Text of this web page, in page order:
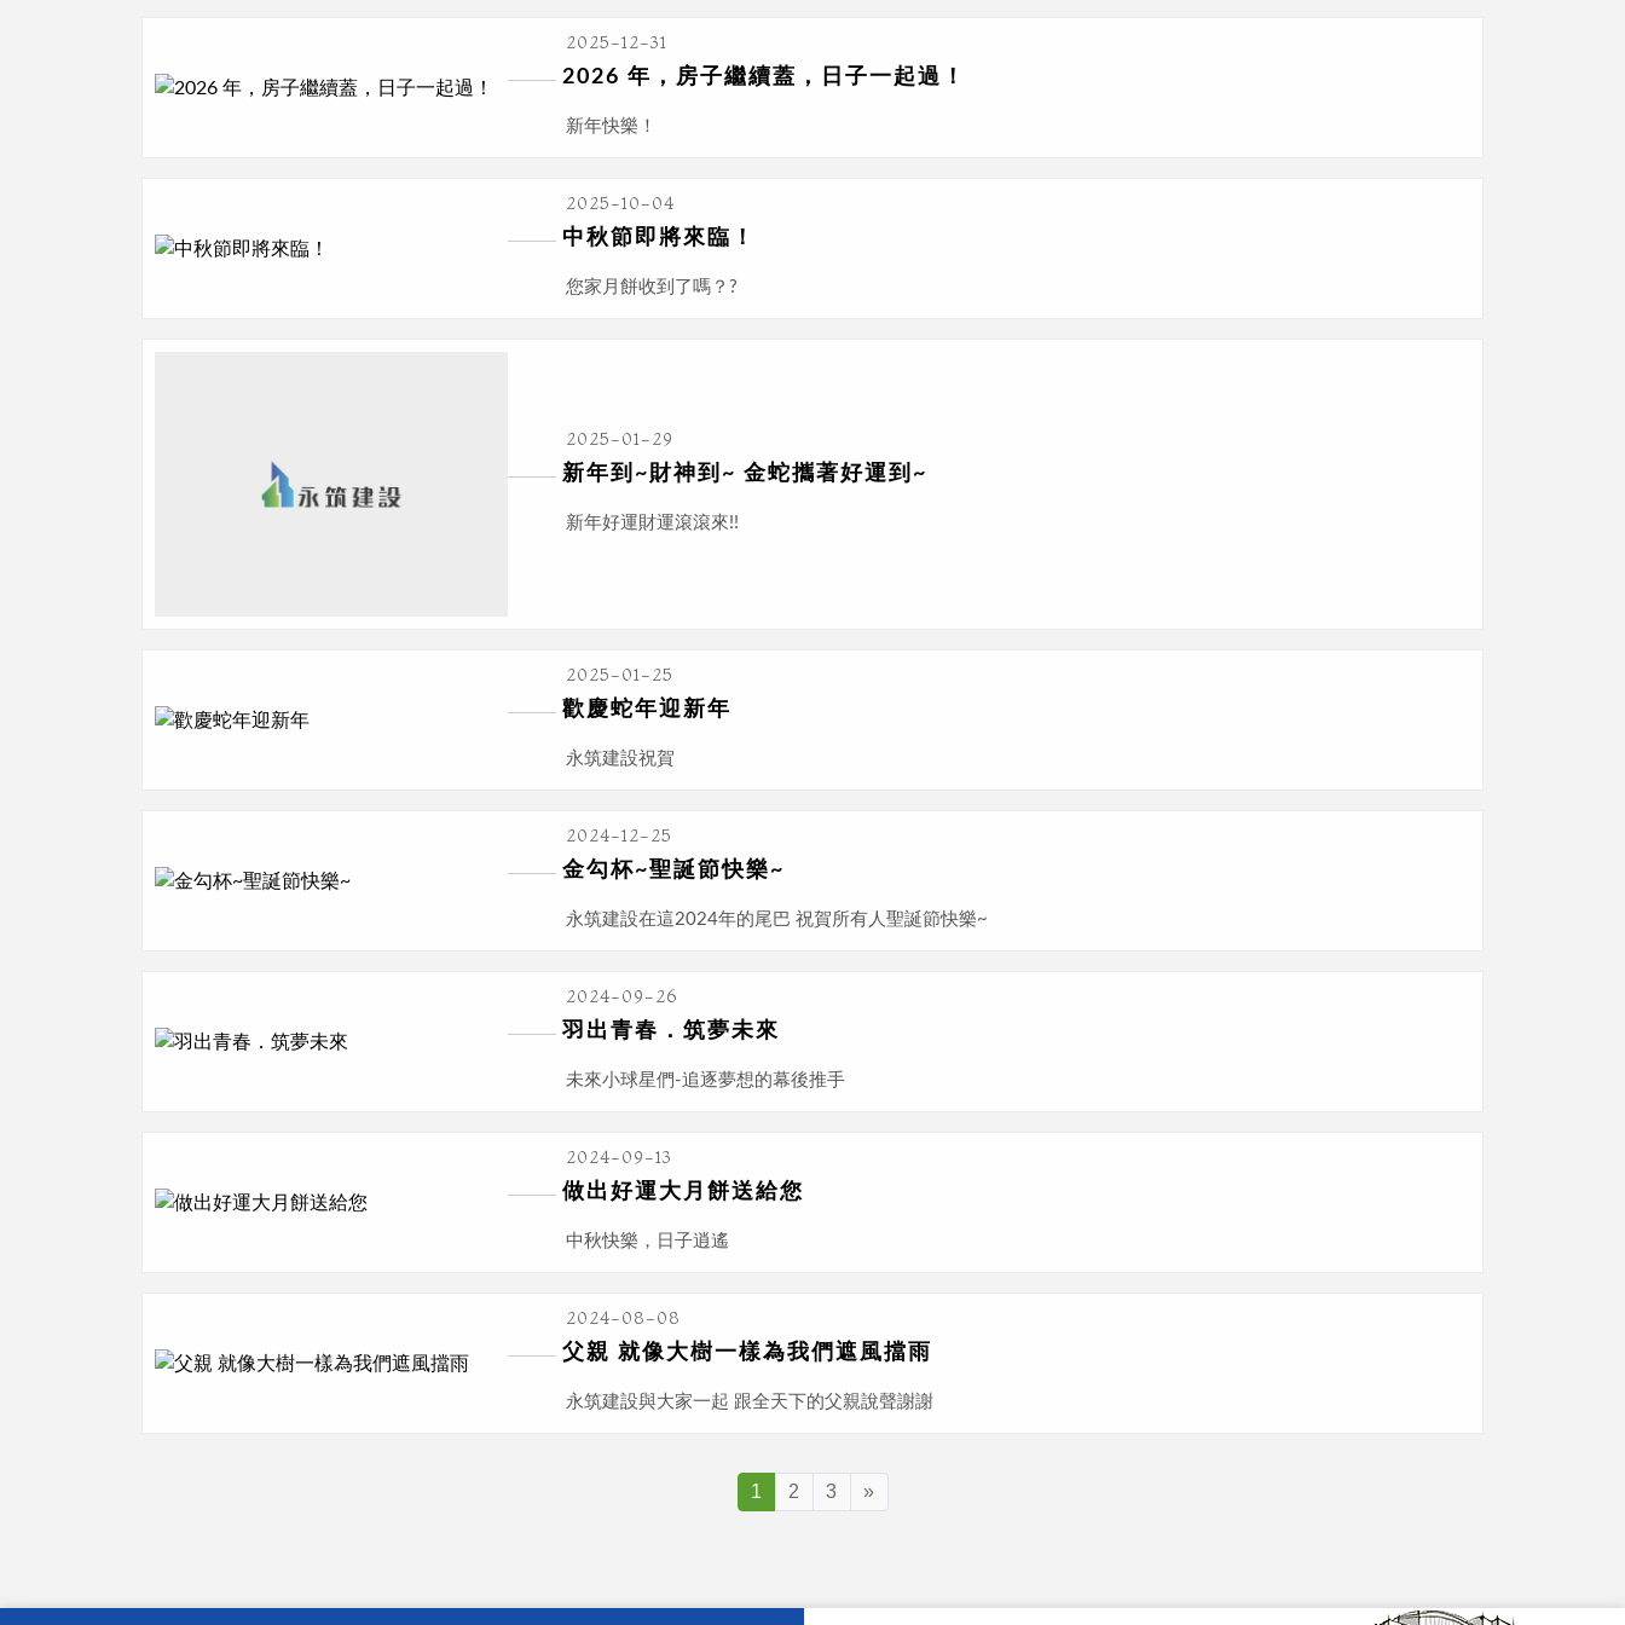
2025-12-31
2026 年，房子繼續蓋，日子一起過！
新年快樂！
2025-10-04
中秋節即將來臨！
您家月餅收到了嗎？?
2025-01-29
新年到~財神到~ 金蛇攜著好運到~
新年好運財運滾滾來!!
2025-01-25
歡慶蛇年迎新年
永筑建設祝賀
2024-12-25
金勾杯~聖誕節快樂~
永筑建設在這2024年的尾巴 祝賀所有人聖誕節快樂~
2024-09-26
羽出青春．筑夢未來
未來小球星們-追逐夢想的幕後推手
2024-09-13
做出好運大月餅送給您
中秋快樂，日子逍遙
2024-08-08
父親 就像大樹一樣為我們遮風擋雨
永筑建設與大家一起 跟全天下的父親說聲謝謝
1 2 3 »